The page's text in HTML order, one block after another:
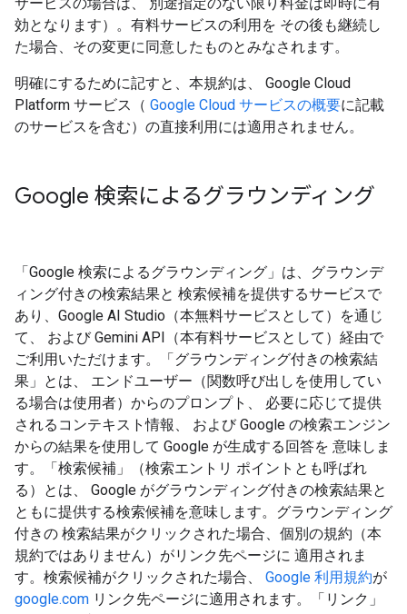
効となります）。有料サービスの利用を その後も継続し
た場合、その変更に同意したものとみなされます。
明確にするために記すと、本規約は、 Google Cloud
Platform サービス（ Google Cloud サービスの概要に記載
のサービスを含む）の直接利用には適用されません。
Google 検索によるグラウンディング​​
「Google 検索によるグラウンディング」は、グラウンデ
ィング付きの検索結果と 検索候補を提供するサービスで
あり、Google AI Studio（本無料サービスとして）を通じ
て、 および Gemini API（本有料サービスとして）経由で
ご利用いただけます。「グラウンディング付きの検索結
果」とは、 エンドユーザー（関数呼び出しを使用してい
る場合は使用者）からのプロンプト、 必要に応じて提供
されるコンテキスト情報、 および Google の検索エンジン
からの結果を使用して Google が生成する回答を 意味しま
す。「検索候補」（検索エントリ ポイントとも呼ばれ
る）とは、 Google がグラウンディング付きの検索結果と
ともに提供する検索候補を意味します。グラウンディング
付きの 検索結果がクリックされた場合、個別の規約（本
規約ではありません）がリンク先ページに 適用されま
す。検索候補がクリックされた場合、 Google 利用規約が
google.com リンク先ページに適用されます。「リンク」